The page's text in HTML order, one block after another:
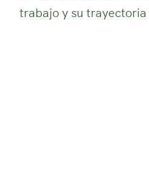
trabajo y su